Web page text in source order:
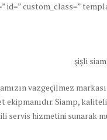
custom_class=”
şişli
vazgeçilmez
Siamp,
servis hizmetini sunarak